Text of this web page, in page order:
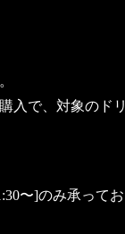
入で、対象のド
〜]のみ承ってお